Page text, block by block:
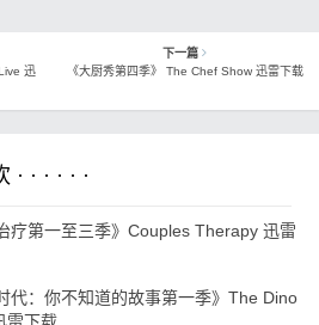
迅
下一篇
《大厨秀第四季》 The Chef Show 迅雷下载
· · · · ·
疗第一至三季》Couples Therapy 迅雷
代：你不知道的故事第一季》The Dino